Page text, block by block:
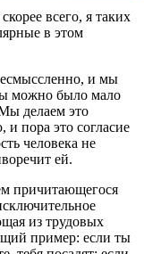
всего, я таких
в этом
и мы
можно было мало
делаем это
и пора это согласие
человека не
ей.
причитающегося
из трудовых
пример: если ты